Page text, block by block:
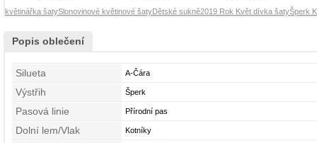
květinářka šatySlonovinové květinové šatyDětské sukně2019 Rok Květ dívka šatyŠperk
Popis oblečení
Silueta A-Čára
Výstřih Šperk
Pasová linie Přírodní pas
Dolní lem/Vlak Kotníky